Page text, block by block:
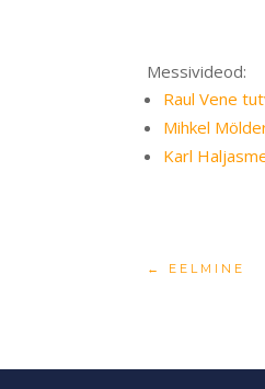
Messivideod:
Raul Vene
Mihkel
Karl
← EELMINE